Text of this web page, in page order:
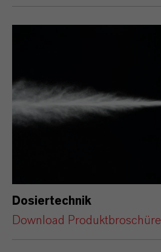
Dosiertechnik
Download Produktbroschüre